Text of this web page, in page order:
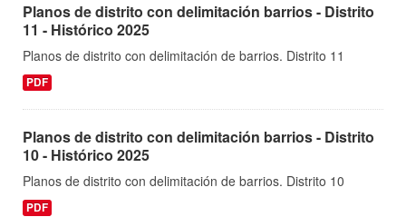
Planos de distrito con delimitación barrios - Distrito
11 - Histórico 2025
Planos de distrito con delimitación de barrios. Distrito 11
PDF
Planos de distrito con delimitación barrios - Distrito
10 - Histórico 2025
Planos de distrito con delimitación de barrios. Distrito 10
PDF